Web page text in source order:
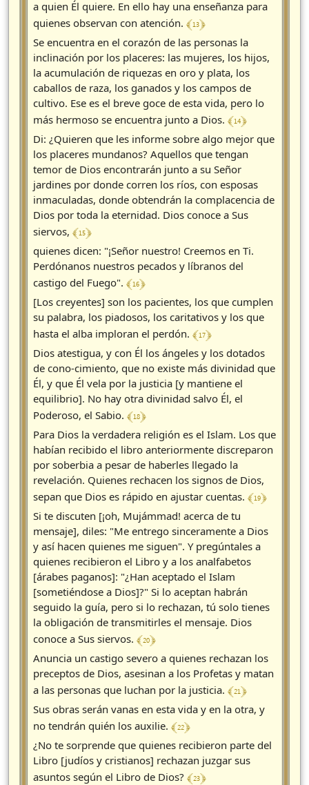
a quien Él quiere. En ello hay una enseñanza para
quienes observan con atención. ﴾ 13 ﴿
Se encuentra en el corazón de las personas la
inclinación por los placeres: las mujeres, los hijos,
la acumulación de riquezas en oro y plata, los
caballos de raza, los ganados y los campos de
cultivo. Ese es el breve goce de esta vida, pero lo
más hermoso se encuentra junto a Dios. ﴾ 14 ﴿
Di: ¿Quieren que les informe sobre algo mejor que
los placeres mundanos? Aquellos que tengan
temor de Dios encontrarán junto a su Señor
jardines por donde corren los ríos, con esposas
inmaculadas, donde obtendrán la complacencia de
Dios por toda la eternidad. Dios conoce a Sus
siervos, ﴾ 15 ﴿
quienes dicen: "¡Señor nuestro! Creemos en Ti.
Perdónanos nuestros pecados y líbranos del
castigo del Fuego". ﴾ 16 ﴿
[Los creyentes] son los pacientes, los que cumplen
su palabra, los piadosos, los caritativos y los que
hasta el alba imploran el perdón. ﴾ 17 ﴿
Dios atestigua, y con Él los ángeles y los dotados
de cono-cimiento, que no existe más divinidad que
Él, y que Él vela por la justicia [y mantiene el
equilibrio]. No hay otra divinidad salvo Él, el
Poderoso, el Sabio. ﴾ 18 ﴿
Para Dios la verdadera religión es el Islam. Los que
habían recibido el libro anteriormente discreparon
por soberbia a pesar de haberles llegado la
revelación. Quienes rechacen los signos de Dios,
sepan que Dios es rápido en ajustar cuentas. ﴾ 19 ﴿
Si te discuten [¡oh, Mujámmad! acerca de tu
mensaje], diles: "Me entrego sinceramente a Dios
y así hacen quienes me siguen". Y pregúntales a
quienes recibieron el Libro y a los analfabetos
[árabes paganos]: "¿Han aceptado el Islam
[sometiéndose a Dios]?" Si lo aceptan habrán
seguido la guía, pero si lo rechazan, tú solo tienes
la obligación de transmitirles el mensaje. Dios
conoce a Sus siervos. ﴾ 20 ﴿
Anuncia un castigo severo a quienes rechazan los
preceptos de Dios, asesinan a los Profetas y matan
a las personas que luchan por la justicia. ﴾ 21 ﴿
Sus obras serán vanas en esta vida y en la otra, y
no tendrán quién los auxilie. ﴾ 22 ﴿
¿No te sorprende que quienes recibieron parte del
Libro [judíos y cristianos] rechazan juzgar sus
asuntos según el Libro de Dios? ﴾ 23 ﴿